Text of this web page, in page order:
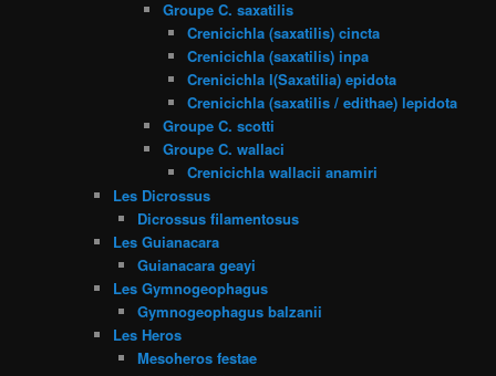
Groupe C. saxatilis
Crenicichla (saxatilis) cincta
Crenicichla (saxatilis) inpa
Crenicichla l(Saxatilia) epidota
Crenicichla (saxatilis / edithae) lepidota
Groupe C. scotti
Groupe C. wallaci
Crenicichla wallacii anamiri
Les Dicrossus
Dicrossus filamentosus
Les Guianacara
Guianacara geayi
Les Gymnogeophagus
Gymnogeophagus balzanii
Les Heros
Mesoheros festae